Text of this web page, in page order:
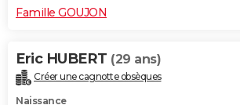
Famille GOUJON
Eric HUBERT (29 ans)
Créer une cagnotte obsèques
Naissance